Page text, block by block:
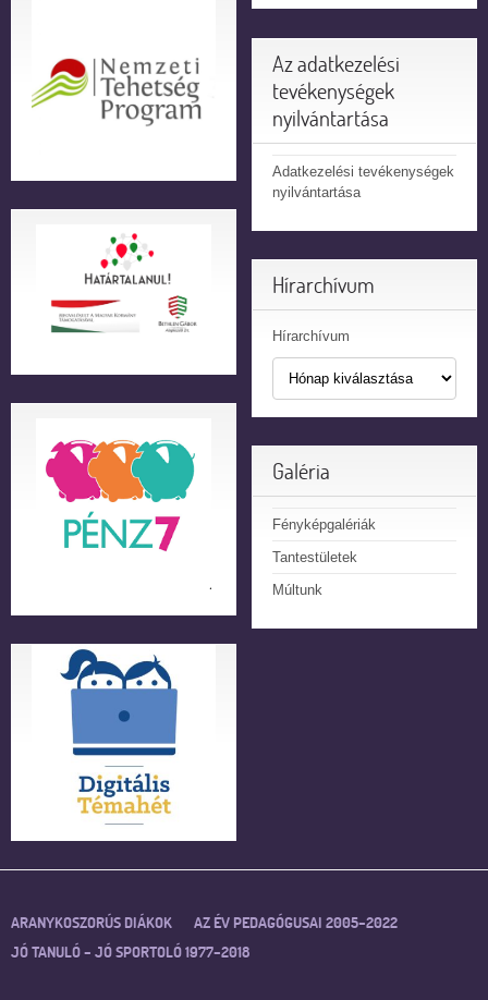
Az adatkezelési
tevékenységek
nyilvántartása
Adatkezelési tevékenységek
nyilvántartása
Hírarchívum
Hírarchívum
Galéria
Fényképgalériák
Tantestületek
Múltunk
ARANYKOSZORÚS DIÁKOK
AZ ÉV PEDAGÓGUSAI 2005–2022
JÓ TANULÓ – JÓ SPORTOLÓ 1977–2018